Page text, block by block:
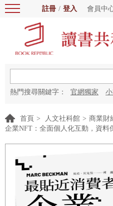
註冊 / 登入 會員中
熱門搜尋關鍵字： 官網獨家
首頁 > 人文社科館 > 商業財
企業NFT：全面個人化互動，資料